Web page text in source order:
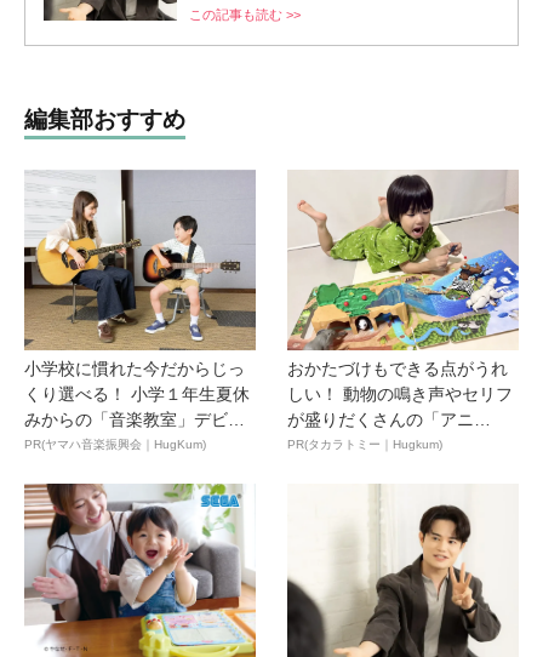
この記事も読む >>
編集部おすすめ
小学校に慣れた今だからじっ
くり選べる！ 小学１年生夏休
みからの「音楽教室」デビ
ュ...
PR(ヤマハ音楽振興会｜HugKum)
おかたづけもできる点がうれ
しい！ 動物の鳴き声やセリフ
が盛りだくさんの「アニ
ア ...
PR(タカラトミー｜Hugkum)